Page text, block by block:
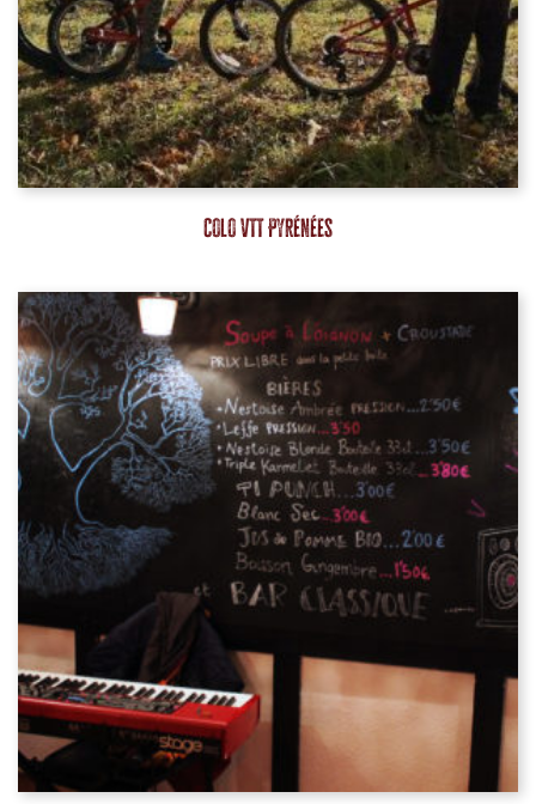
Colo VTT Pyrénées